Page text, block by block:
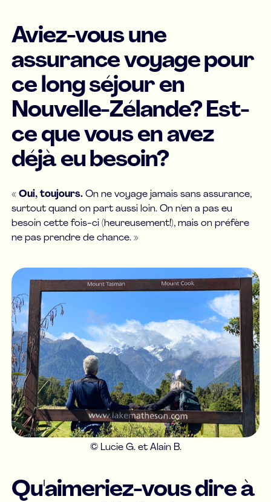
Aviez-vous une
assurance voyage pour
ce long séjour en
Nouvelle-Zélande? Est-
ce que vous en avez
déjà eu besoin?
« Oui, toujours.On ne voyage jamais sans assurance,
surtout quand on part aussi loin. On n'en a pas eu
besoin cette fois-ci (heureusement!), mais on préfère
ne pas prendre de chance. »
© Lucie G. et Alain B.
Qu'aimeriez-vous dire à